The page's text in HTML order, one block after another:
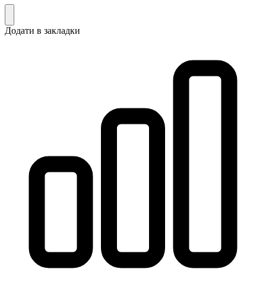
Додати в закладки